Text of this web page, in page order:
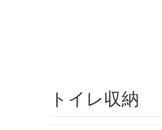
トイレ収納